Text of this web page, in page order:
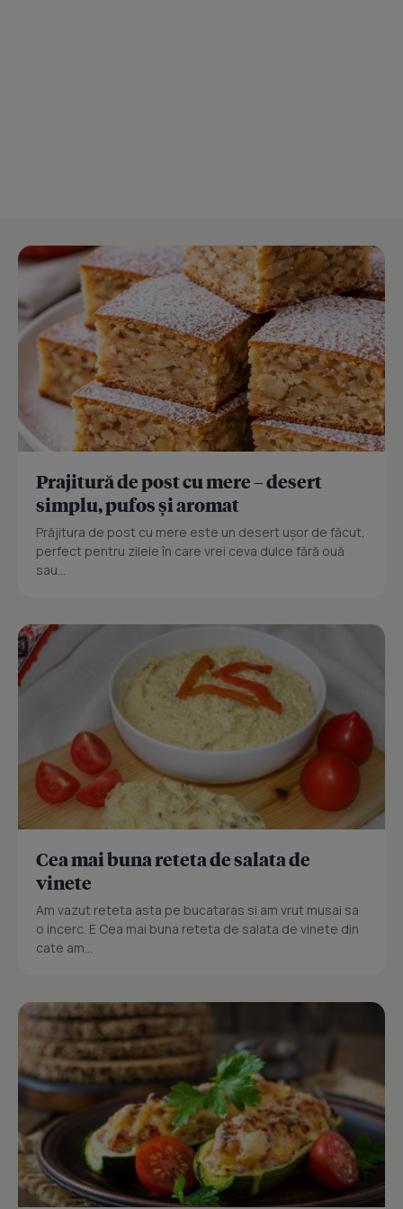
Prajitură de post cu mere – desert
simplu, pufos și aromat
Prăjitura de post cu mere este un desert ușor de făcut,
perfect pentru zilele în care vrei ceva dulce fără ouă
sau...
Cea mai buna reteta de salata de
vinete
Am vazut reteta asta pe bucataras si am vrut musai sa
o incerc. E Cea mai buna reteta de salata de vinete din
cate am...